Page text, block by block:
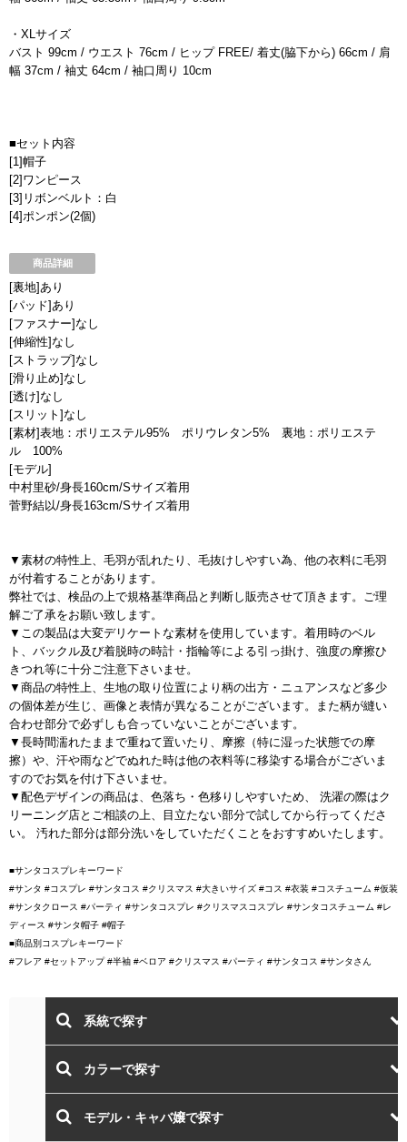
・XLサイズ
バスト 99cm / ウエスト 76cm / ヒップ FREE/ 着丈(脇下から) 66cm / 肩
幅 37cm / 袖丈 64cm / 袖口周り 10cm
■セット内容
[1]帽子
[2]ワンピース
[3]リボンベルト：白
[4]ポンポン(2個)
商品詳細
[裏地]あり
[パッド]あり
[ファスナー]なし
[伸縮性]なし
[ストラップ]なし
[滑り止め]なし
[透け]なし
[スリット]なし
[素材]表地：ポリエステル95% ポリウレタン5% 裏地：ポリエステ
ル 100%
[モデル]
中村里砂/身長160cm/Sサイズ着用
菅野結以/身長163cm/Sサイズ着用
▼素材の特性上、毛羽が乱れたり、毛抜けしやすい為、他の衣料に毛羽
が付着することがあります。
弊社では、検品の上で規格基準商品と判断し販売させて頂きます。ご理
解ご了承をお願い致します。
▼この製品は大変デリケートな素材を使用しています。着用時のベル
ト、バックル及び着脱時の時計・指輪等による引っ掛け、強度の摩擦ひ
きつれ等に十分ご注意下さいませ。
▼商品の特性上、生地の取り位置により柄の出方・ニュアンスなど多少
の個体差が生じ、画像と表情が異なることがございます。また柄が縫い
合わせ部分で必ずしも合っていないことがございます。
▼長時間濡れたままで重ねて置いたり、摩擦（特に湿った状態での摩
擦）や、汗や雨などでぬれた時は他の衣料等に移染する場合がございま
すのでお気を付け下さいませ。
▼配色デザインの商品は、色落ち・色移りしやすいため、 洗濯の際はク
リーニング店とご相談の上、目立たない部分で試してから行ってくださ
い。 汚れた部分は部分洗いをしていただくことをおすすめいたします。
■サンタコスプレキーワード
#サンタ #コスプレ #サンタコス #クリスマス #大きいサイズ #コス #衣装 #コスチューム #仮装
#サンタクロース #パーティ #サンタコスプレ #クリスマスコスプレ #サンタコスチューム #レ
ディース #サンタ帽子 #帽子
■商品別コスプレキーワード
#フレア #セットアップ #半袖 #ベロア #クリスマス #パーティ #サンタコス #サンタさん